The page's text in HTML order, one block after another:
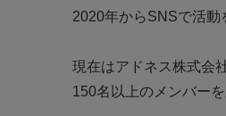
2020年からSNSで活動
現在はアドネス株式会
150名以上のメンバー